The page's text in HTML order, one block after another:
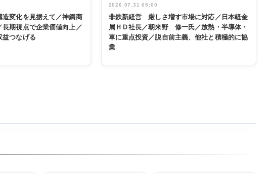
変化を見据えて／神鋼商
期視点で企業価値向上／
益つなげる
2026.07.31 05:00
非鉄新経営 厳しさ増す市場に対応／日本軽金
属ＨＤ社長／朝来野 修一氏／放熱・半導体・
車に重点投資／脱自前主義、他社と積極的に協
業